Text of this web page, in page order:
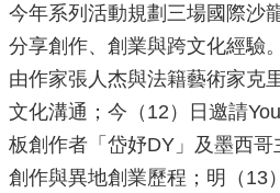
策
政
府
網
站
資
料
今年系列活動規劃三場國際沙
分享創作、創業與跨文化經驗
由作家張人杰與法籍藝術家克
文化溝通；今（12）日邀請
板創作者「岱妤DY」及墨西
創作與異地創業歷程；明（13